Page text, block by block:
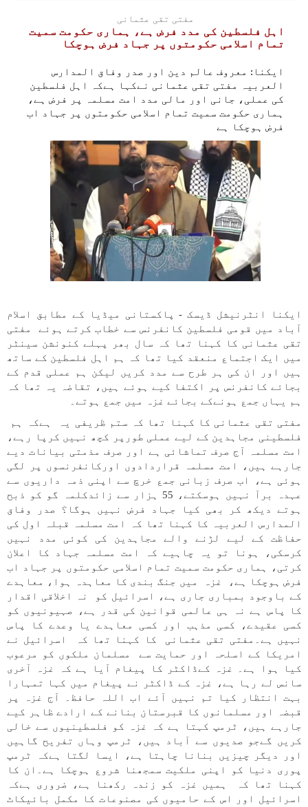
مفتی تقی عثمانی
اہل فلسطین کی مدد فرض ہے، ہماری حکومت سمیت
تمام اسلامی حکومتوں پر جہاد فرض ہوچکا
ایکنا: معروف عالم دین اور صدر وفاق المدارس
العربیہ مفتی تقی عثمانی نےکہا ہےکہ اہل فلسطین
کی عملی، جانی اور مالی مدد امت مسلمہ پر فرض ہے،
ہماری حکومت سمیت تمام اسلامی حکومتوں پر جہاد اب
فرض ہوچکا ہے
ایکنا انٹرنیشل ڈیسک - پاکستانی میڈیا کے مطابق اسلام
آباد میں قومی فلسطین کانفرنس سے خطاب کرتے ہوئے مفتی
تقی عثمانی کا کہنا تھا کہ سال بھر پہلے کنونشن سینٹر
میں ایک اجتماع منعقد کیا تھا کہ ہم اہل فلسطین کے ساتھ
ہیں اور ان کی ہر طرح سے مدد کریں لیکن ہم عملی قدم کے
بجائے کانفرنس پر اکتفا کیے ہوئے ہیں، تقاضہ یہ تھا کہ
ہم یہاں جمع ہونےکے بجائے غزہ میں جمع ہوتے۔
مفتی تقی عثمانی کا کہنا تھا کہ ستم ظریفی یہ ہےکہ ہم
فلسطینی مجاہدین کے لیے عملی طورپر کچھ نہیں کرپا رہے،
امت مسلمہ آج صرف تماشائی ہے اور صرف مذمتی بیانات دیے
جارہے ہیں، امت مسلمہ قراردادوں اورکانفرنسوں پر لگی
ہوئی ہے، اب صرف زبانی جمع خرچ سے اپنی ذمہ داریوں سے
عہدہ برآ نہیں ہوسکتے، 55 ہزار سے زائدکلمہ گو کو ذبح
ہوتے دیکھ کر بھی کیا جہاد فرض نہیں ہوگا؟ صدر وفاق
المدارس العربیہ کا کہنا تھا کہ امت مسلمہ قبلہ اول کی
حفاظت کے لیے لڑنے والے مجاہدین کی کوئی مدد نہیں
کرسکی، ہونا تو یہ چاہیے کہ امت مسلمہ جہاد کا اعلان
کرتی، ہماری حکومت سمیت تمام اسلامی حکومتوں پر جہاد اب
فرض ہوچکا ہے، غزہ میں جنگ بندی کا معاہدہ ہوا، معاہدے
کے باوجود بمباری جاری ہے، اسرائیل کو نہ اخلاقی اقدار
کا پاس ہے نہ ہی عالمی قوانین کی قدر ہے، صہیونیوں کو
کسی عقیدے، کسی مذہب اور کسی معاہدے یا وعدے کا پاس
نہیں ہے۔مفتی تقی عثمانی کا کہنا تھا کہ اسرائیل نے
امریکا کے اسلحہ اور حمایت سے مسلمان ملکوں کو مرعوب
کیا ہوا ہے۔ غزہ کےڈاکٹر کا پیغام آیا ہے کہ غزہ آخری
سانس لے رہا ہے، غزہ کے ڈاکٹر نے پیغام میں کہا تمہارا
بہت انتظار کیا تم نہیں آئے اب اللہ حافظ۔ آج غزہ پر
قبضہ اور مسلمانوں کا قبرستان بنانے کے ارادے ظاہر کیے
جارہے ہیں، ٹرمپ کہتا ہے کہ غزہ کو فلسطینیوں سے خالی
کریں گےجو صدیوں سے آباد ہیں، ٹرمپ وہاں تفریح گاہیں
اور دیگر چیزیں بنانا چاہتا ہے، ایسا لگتا ہےکہ ٹرمپ
پوری دنیا کو اپنی ملکیت سمجھنا شروع ہوچکا ہے۔ان کا
کہنا تھا کہ ہمیں غزہ کو زندہ رکھنا ہے، ضروری ہےکہ
اسرائیل اور اس کے حامیوں کی مصنوعات کا مکمل بائیکاٹ